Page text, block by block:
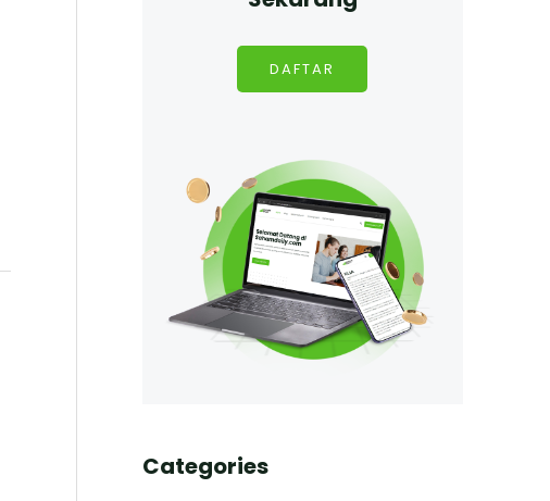
DAFTAR
Categories